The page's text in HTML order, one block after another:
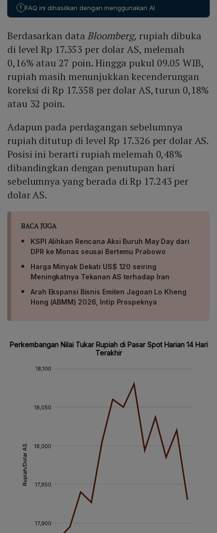
per dolar AS.
sebagai respons memperberat tekanan pada rupiah.
diproyeksikan bergerak dalam kisaran Rp 17.300
hingga Rp 17.400 per dolar AS pada perdagangan hari
! FAQ ini dihasilkan dengan menggunakan AI
Berdasarkan data Bloomberg, rupiah dibuka
di level Rp 17.353 per dolar AS, melemah
0,16% atau 27 poin. Hingga pukul 09.05 WIB,
rupiah masih menunjukkan kecenderungan
koreksi di Rp 17.358 per dolar AS, turun 0,18%
atau 32 poin.
Adapun pada perdagangan sebelumnya
rupiah ditutup di level Rp 17.326 per dolar AS.
Posisi ini berarti rupiah melemah 0,48%
dibandingkan dengan penutupan hari
sebelumnya yang berada di Rp 17.243 per
dolar AS.
BACA JUGA
KSPI Alihkan Rencana Aksi Buruh May Day dari
DPR ke Monas seusai Bertemu Prabowo
Harga Minyak Dekati US$ 120 seiring
Meningkatnya Tekanan AS terhadap Iran
Arah Ekspansi Bisnis Emiten Jagoan Lo Kheng
Hong (ABMM) 2026, Intip Prospeknya